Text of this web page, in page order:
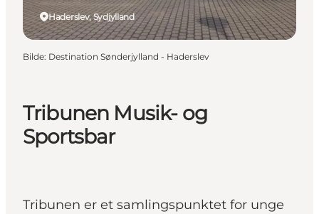
Tribunen Musik- og
Sportsbar
Tribunen er et samlingspunktet for unge
Haderslev, Sydjylland
Bilde: Destination Sønderjylland - Haderslev